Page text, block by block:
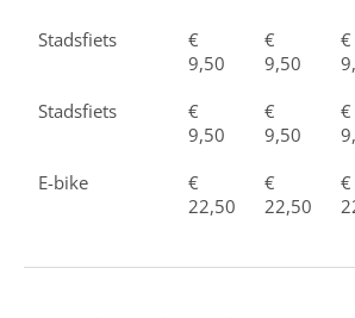
Stadsfiets
€
9,50
€
9,50
€
Stadsfiets
€
9,50
€
9,50
€
E-bike
€
22,50
€
22,50
€